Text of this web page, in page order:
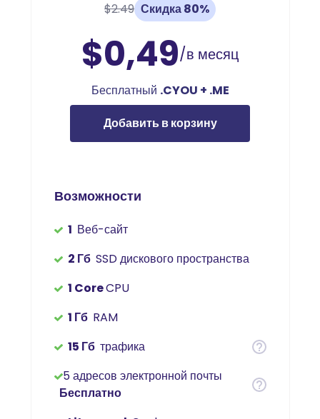
$2.49 Скидка 80%
$0,49/в месяц
Бесплатный .CYOU + .ME
Добавить в корзину
Возможности
1 Веб-сайт
2 Гб SSD дискового пространства
1 CoreCPU
1 Гб RAM
15 Гб трафика
5 адресов электронной почты
Бесплатно